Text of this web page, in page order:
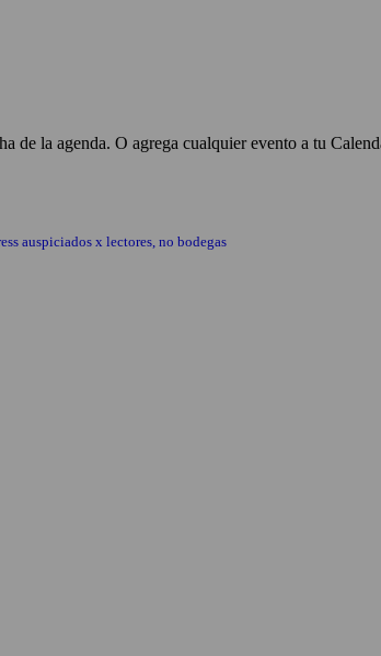
la agenda. O agrega cualquier evento a tu
auspiciados x lectores, no bodegas